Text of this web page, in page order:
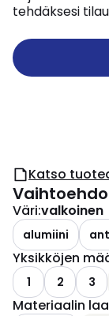
tehdäksesi
Katso
Väri:valkoinen
alumiini
Yksikköjen
1 2 3
Materiaalin